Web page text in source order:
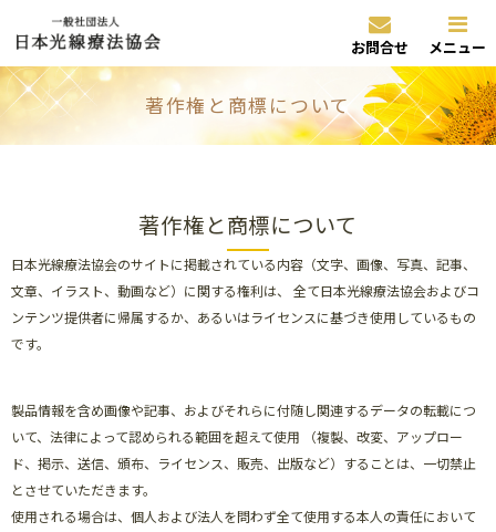
メニュー
お問合せ
著作権と商標について
著作権と商標について
日本光線療法協会のサイトに掲載されている内容（文字、画像、写真、記事、
文章、イラスト、動画など）に関する権利は、 全て日本光線療法協会およびコ
ンテンツ提供者に帰属するか、あるいはライセンスに基づき使用しているもの
です。
製品情報を含め画像や記事、およびそれらに付随し関連するデータの転載につ
いて、法律によって認められる範囲を超えて使用 （複製、改変、アップロー
ド、掲示、送信、頒布、ライセンス、販売、出版など）することは、一切禁止
とさせていただきます。
使用される場合は、個人および法人を問わず全て使用する本人の責任において